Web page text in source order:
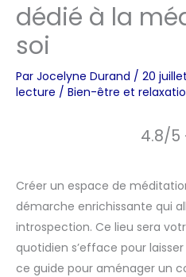
dédié à la
soi
Par Jocelyne Durand / 20
lecture / Bien-être et
4.8/5
Créer un espace de
démarche enrichissante qui
introspection. Ce lieu sera
quotidien s’efface pour
ce guide pour aménager un